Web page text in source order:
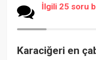
İlgili 25 soru
Karaciğeri en